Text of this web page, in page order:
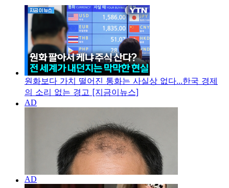
원화보다 가치 떨어진 통화는 사실상 없다...한국 경제
의 소리 없는 경고 [지금이뉴스]